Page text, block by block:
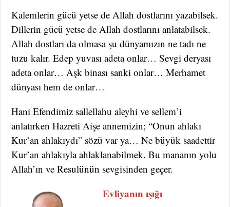
Kalemlerin gücü yetse de Allah dostlarını yazabilsek.
Dillerin gücü yetse de Allah dostlarını anlatabilsek.
Allah dostları da olmasa şu dünyamızın ne tadı ne
tuzu kalır. Edep yuvası adeta onlar… Sevgi deryası
adeta onlar… Aşk binası sanki onlar… Merhamet
dünyası hem de onlar…
Hani Efendimiz sallellahu aleyhi ve sellem’i
anlatırken Hazreti Aişe annemizin; “Onun ahlakı
Kur’an ahlakıydı” sözü var ya… Ne büyük saadettir
Kur’an ahlakıyla ahlaklanabilmek. Bu mananın yolu
Allah’ın ve Resulünün sevgisinden geçer.
Evliyanın ışığı